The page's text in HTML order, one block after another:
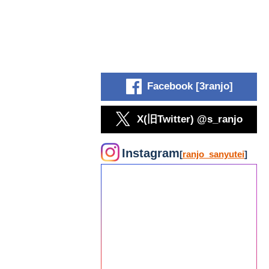
Facebook [3ranjo]
X(旧Twitter) @s_ranjo
Instagram[ranjo_sanyutei]